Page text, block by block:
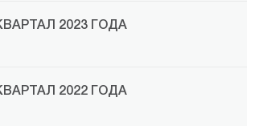
2023 ГОДА
2022 ГОДА